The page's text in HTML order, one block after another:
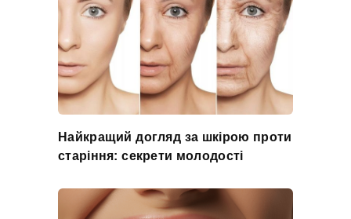
Найкращий догляд за шкірою проти
старіння: секрети молодості